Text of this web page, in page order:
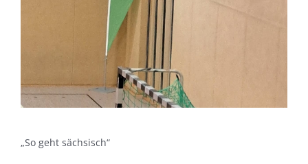
„So geht sächsisch“